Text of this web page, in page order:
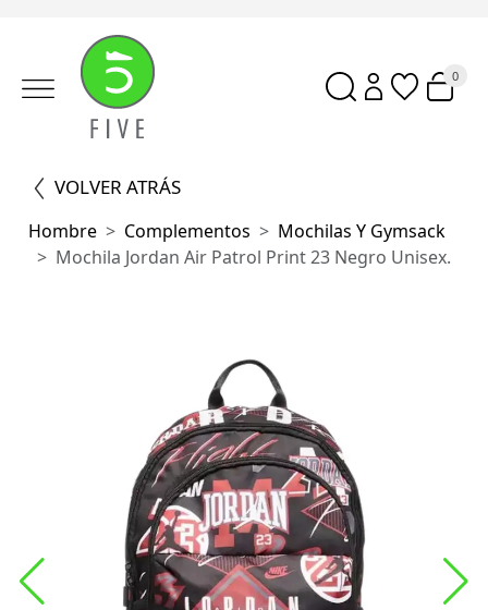
0
VOLVER ATRÁS
Hombre Complementos
Mochilas Y Gymsack
Mochila Jordan Air Patrol Print 23 Negro Unisex.